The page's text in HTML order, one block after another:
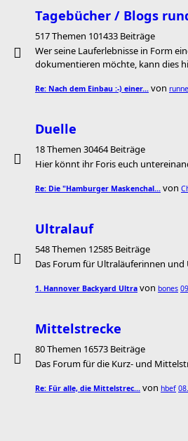
Tagebücher / Blogs
517 Themen 101433 Beiträge
Wer seine Lauferlebnisse in Form
dokumentieren möchte, kann dies
Re: Nach dem Einbau :-) einer… von
Duelle
18 Themen 30464 Beiträge
Hier könnt ihr Foris euch
Re: Die "Hamburger Maskenchal… von
Ultralauf
548 Themen 12585 Beiträge
Das Forum für Ultraläuferinnen und
1. Hannover Backyard Ultra von bones
Mittelstrecke
80 Themen 16573 Beiträge
Das Forum für die Kurz- und
Re: Für alle, die Mittelstrec… von hbef